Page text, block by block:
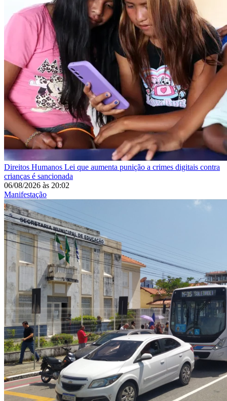
Direitos Humanos Lei que aumenta punição a crimes digitais contra
crianças é sancionada
06/08/2026 às 20:02
Manifestação